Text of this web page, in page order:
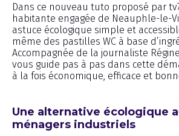
Dans ce nouveau tuto proposé par
habitante engagée de Neauphle-le-
astuce écologique simple et
même des pastilles WC à base
Accompagnée de la journaliste
vous guide pas à pas dans cette
à la fois économique, efficace et
Une alternative écologique
ménagers industriels